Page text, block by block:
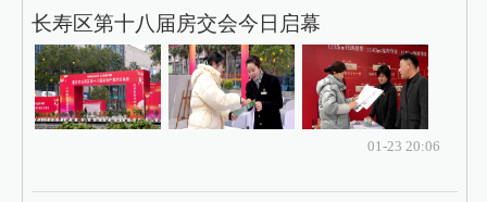
长寿区第十八届房交会今日启幕
01-23 20:06